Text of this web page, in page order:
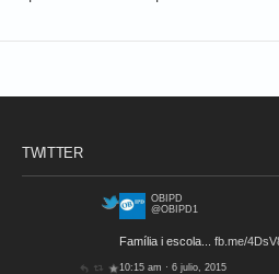
TWITTER
@OBIPD1
Família i escola...fb.me/4DsV8aetL
10:15 am · 6 julio, 2015